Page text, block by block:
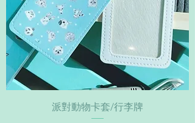
派對動物卡套/行李牌